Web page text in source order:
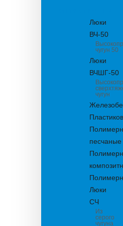
Люки
ВЧ-50
чугун 50
Люки
ВЧШГ-50
чугун
песчаные
Люки
СЧ
Из
серого
чугуна